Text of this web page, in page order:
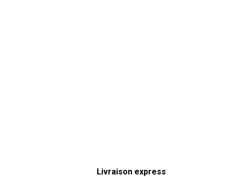
Livraison express